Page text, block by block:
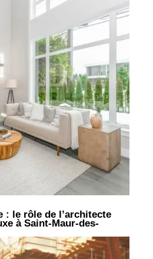
: le rôle de l’architecte
à Saint-Maur-des-